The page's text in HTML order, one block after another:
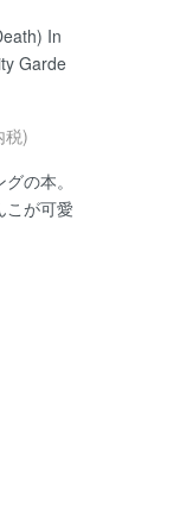
In
Garde
税)
の本。
こが可愛